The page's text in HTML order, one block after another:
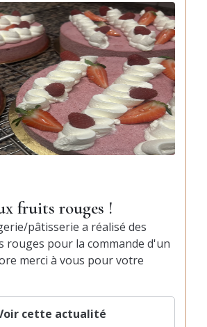
fruits rouges !
pâtisserie a réalisé des
rouges pour la commande d'un
merci à vous pour votre
cette actualité